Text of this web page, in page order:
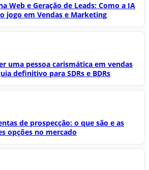
Web e Geração de Leads: Como a IA
jogo em Vendas e Marketing
uma pessoa carismática em vendas
definitivo para SDRs e BDRs
de prospecção: o que são e as
opções no mercado